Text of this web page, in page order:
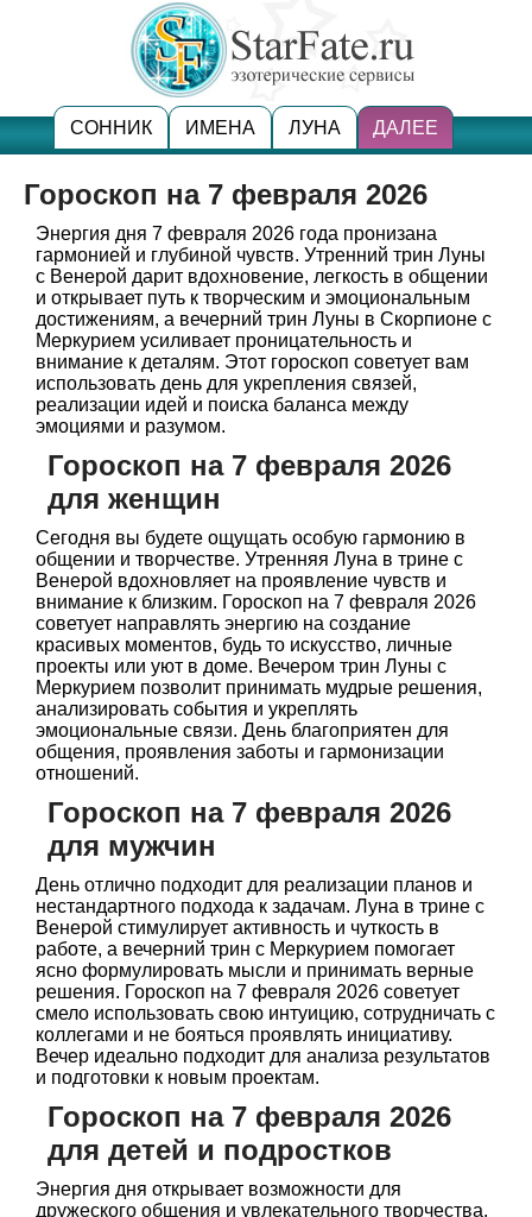
СОННИК ИМЕНА ЛУНА ДАЛЕЕ
Гороскоп на 7 февраля 2026
Энергия дня 7 февраля 2026 года пронизана
гармонией и глубиной чувств. Утренний трин Луны
с Венерой дарит вдохновение, легкость в общении
и открывает путь к творческим и эмоциональным
достижениям, а вечерний трин Луны в Скорпионе с
Меркурием усиливает проницательность и
внимание к деталям. Этот гороскоп советует вам
использовать день для укрепления связей,
реализации идей и поиска баланса между
эмоциями и разумом.
Гороскоп на 7 февраля 2026
для женщин
Сегодня вы будете ощущать особую гармонию в
общении и творчестве. Утренняя Луна в трине с
Венерой вдохновляет на проявление чувств и
внимание к близким. Гороскоп на 7 февраля 2026
советует направлять энергию на создание
красивых моментов, будь то искусство, личные
проекты или уют в доме. Вечером трин Луны с
Меркурием позволит принимать мудрые решения,
анализировать события и укреплять
эмоциональные связи. День благоприятен для
общения, проявления заботы и гармонизации
отношений.
Гороскоп на 7 февраля 2026
для мужчин
День отлично подходит для реализации планов и
нестандартного подхода к задачам. Луна в трине с
Венерой стимулирует активность и чуткость в
работе, а вечерний трин с Меркурием помогает
ясно формулировать мысли и принимать верные
решения. Гороскоп на 7 февраля 2026 советует
смело использовать свою интуицию, сотрудничать с
коллегами и не бояться проявлять инициативу.
Вечер идеально подходит для анализа результатов
и подготовки к новым проектам.
Гороскоп на 7 февраля 2026
для детей и подростков
Энергия дня открывает возможности для
дружеского общения и увлекательного творчества.